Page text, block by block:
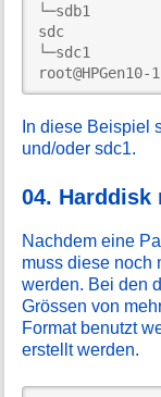
└─sdb1
sdc
└─sdc1
In diese Beispiel
und/oder sdc1.
04. Harddisk
Nachdem eine
muss diese noch
werden. Bei den
Grössen von
Format benutzt
erstellt werden.